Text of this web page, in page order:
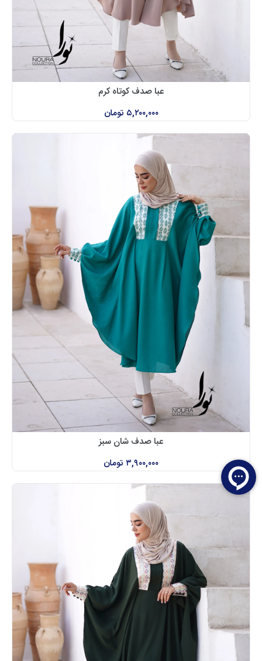
عبا صدف کوتاه کرم
۵,۲۰۰,۰۰۰تومان
عبا صدف شان سبز
۳,۹۰۰,۰۰۰تومان